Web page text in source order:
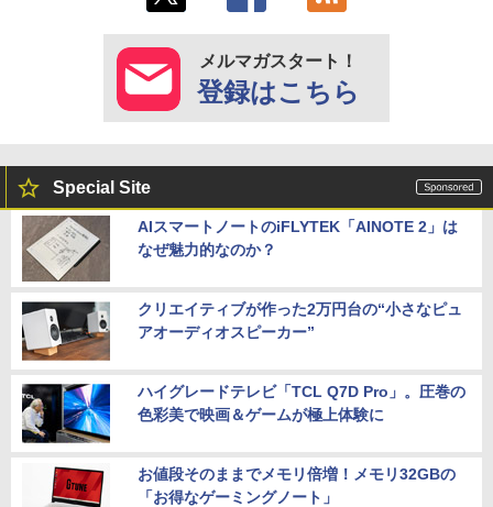
メルマガスタート！
登録はこちら
Special Site
AIスマートノートのiFLYTEK「AINOTE 2」は
なぜ魅力的なのか？
クリエイティブが作った2万円台の“小さなピュ
アオーディオスピーカー”
ハイグレードテレビ「TCL Q7D Pro」。圧巻の
色彩美で映画＆ゲームが極上体験に
お値段そのままでメモリ倍増！メモリ32GBの
「お得なゲーミングノート」